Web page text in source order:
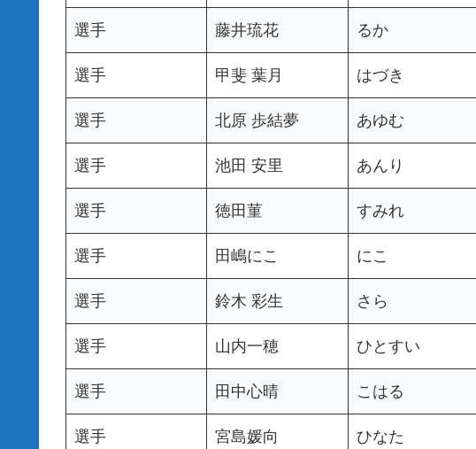
選手 藤井琉花 るか
選手 甲斐 葉月 はづき
選手 北原 歩結夢 あゆむ
選手 池田 安里 あんり
選手 徳田菫 すみれ
選手 田嶋にこ にこ
選手 鈴木 彩生 さら
選手 山内一穂 ひとすい
選手 田中心晴 こはる
選手 宮島媛向 ひなた